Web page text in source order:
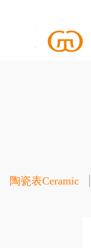
陶瓷表Ceramic